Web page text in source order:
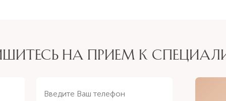
НА ПРИЕМ К